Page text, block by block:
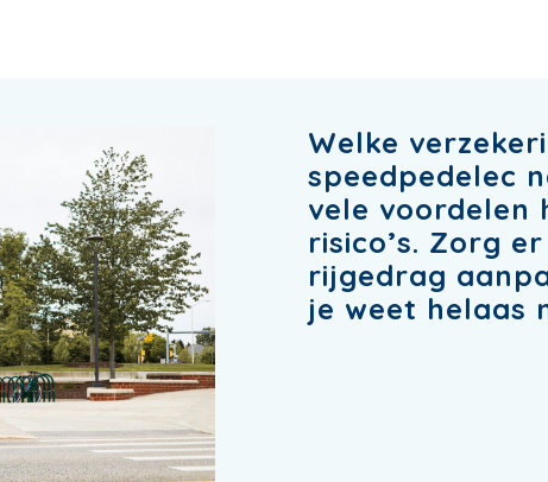
Welke
speedpedelec
vele voordelen
risico’s. Zorg
rijgedrag
je weet helaas